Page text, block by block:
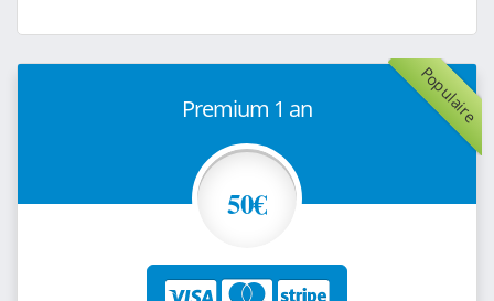
Populaire
Premium 1 an
50€